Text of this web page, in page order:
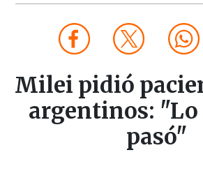
Milei pidió
argentinos: "Lo
pasó"